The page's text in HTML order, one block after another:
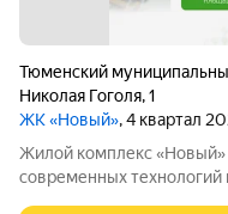
Тюменский
Николая Гоголя,1
ЖК «Новый», 4 квартал
Жилой комплекс «Новый»
современных